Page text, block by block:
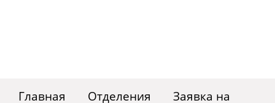
Главная Отделения
Заявка на